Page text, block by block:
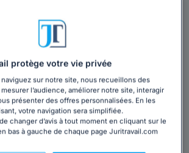
Hervé BROSSEAU
et-Moselle,Nancy, 54100
protège votre vie privée
naviguez sur notre site, nous recueillons des
l’audience, améliorer notre site, interagir
présenter des offres personnalisées. En les
votre navigation sera simplifiée.
changer d’avis à tout moment en cliquant sur le
bas à gauche de chaque page Juritravail.com